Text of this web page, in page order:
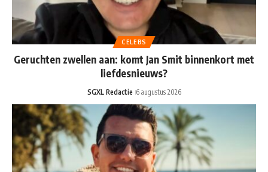
CELEBS
Geruchten zwellen aan: komt Jan Smit binnenkort met
liefdesnieuws?
SGXL Redactie 6 augustus 2026